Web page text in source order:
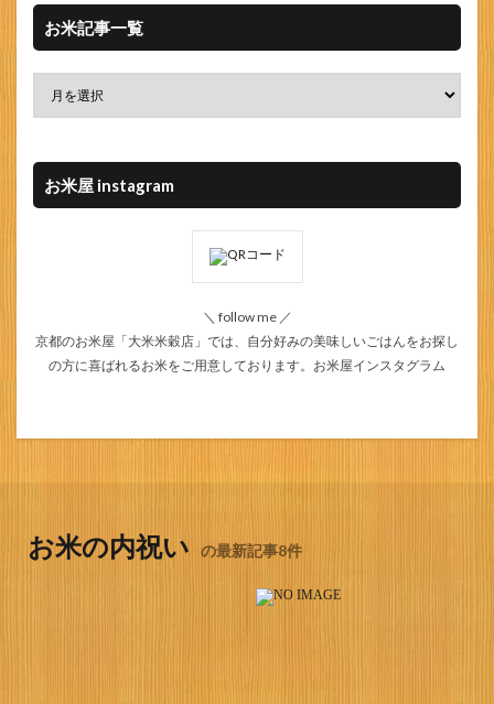
お米記事一覧
お米屋 instagram
＼ follow me ／
京都のお米屋「大米米穀店」では、自分好みの美味しいごはんをお探し
の方に喜ばれるお米をご用意しております。 お米屋インスタグラム
お米の内祝い の最新記事8件